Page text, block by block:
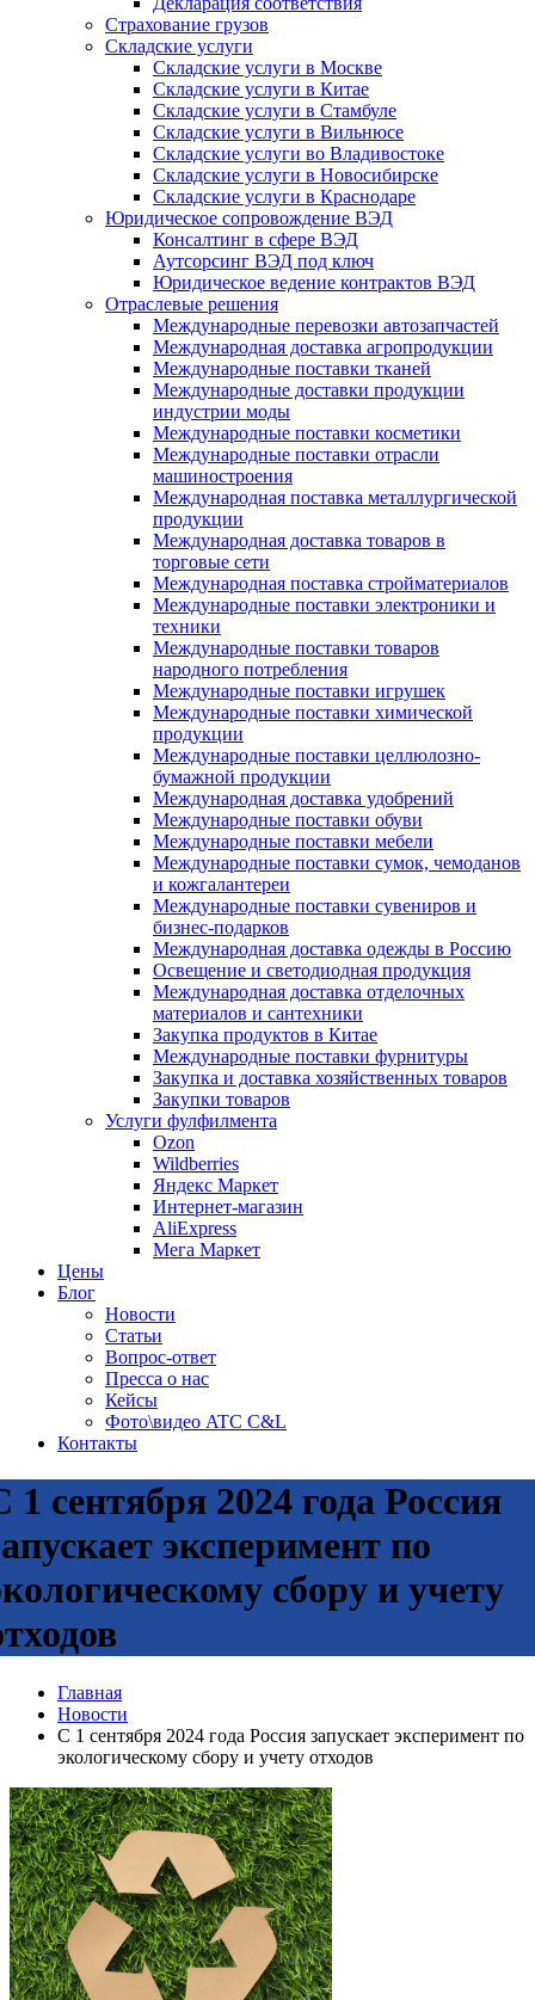
Страхование грузов
Складские услуги
Складские услуги в Москве
Складские услуги в Китае
Складские услуги в Стамбуле
Складские услуги в Вильнюсе
Складские услуги во Владивостоке
Складские услуги в Новосибирске
Складские услуги в Краснодаре
Юридическое сопровождение ВЭД
Консалтинг в сфере ВЭД
Аутсорсинг ВЭД под ключ
Юридическое ведение контрактов ВЭД
Отраслевые решения
Международные перевозки автозапчастей
Международная доставка агропродукции
Международные поставки тканей
Международные доставки продукции
индустрии моды
Международные поставки косметики
Международные поставки отрасли
машиностроения
Международная поставка металлургической
продукции
Международная доставка товаров в
торговые сети
Международная поставка стройматериалов
Международные поставки электроники и
техники
Международные поставки товаров
народного потребления
Международные поставки игрушек
Международные поставки химической
продукции
Международные поставки целлюлозно-
бумажной продукции
Международная доставка удобрений
Международные поставки обуви
Международные поставки мебели
Международные поставки сумок, чемоданов
и кожгалантереи
Международные поставки сувениров и
бизнес-подарков
Международная доставка одежды в Россию
Освещение и светодиодная продукция
Международная доставка отделочных
материалов и сантехники
Закупка продуктов в Китае
Международные поставки фурнитуры
Закупка и доставка хозяйственных товаров
Закупки товаров
Услуги фулфилмента
Ozon
Wildberries
Яндекс Маркет
Интернет-магазин
AliExpress
Мега Маркет
Цены
Блог
Новости
Статьи
Вопрос-ответ
Пресса о нас
Кейсы
Фото\видео ATC C&L
Контакты
1 сентября 2024 года Россия
эксперимент по
сбору и учету
Главная
Новости
С 1 сентября 2024 года Россия запускает эксперимент по
экологическому сбору и учету отходов